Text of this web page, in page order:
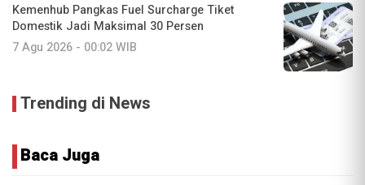
Kemenhub Pangkas Fuel Surcharge Tiket
Domestik Jadi Maksimal 30 Persen
7 Agu 2026 - 00:02 WIB
Trending di News
Baca Juga